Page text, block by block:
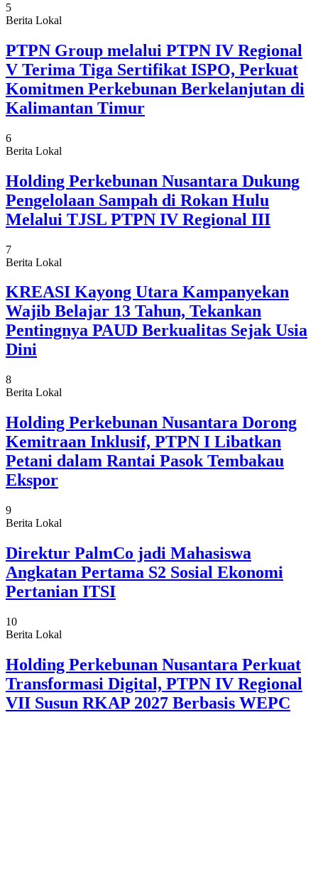
5
Berita Lokal
PTPN Group melalui PTPN IV Regional
V Terima Tiga Sertifikat ISPO, Perkuat
Komitmen Perkebunan Berkelanjutan di
Kalimantan Timur
6
Berita Lokal
Holding Perkebunan Nusantara Dukung
Pengelolaan Sampah di Rokan Hulu
Melalui TJSL PTPN IV Regional III
7
Berita Lokal
KREASI Kayong Utara Kampanyekan
Wajib Belajar 13 Tahun, Tekankan
Pentingnya PAUD Berkualitas Sejak Usia
Dini
8
Berita Lokal
Holding Perkebunan Nusantara Dorong
Kemitraan Inklusif, PTPN I Libatkan
Petani dalam Rantai Pasok Tembakau
Ekspor
9
Berita Lokal
Direktur PalmCo jadi Mahasiswa
Angkatan Pertama S2 Sosial Ekonomi
Pertanian ITSI
10
Berita Lokal
Holding Perkebunan Nusantara Perkuat
Transformasi Digital, PTPN IV Regional
VII Susun RKAP 2027 Berbasis WEPC